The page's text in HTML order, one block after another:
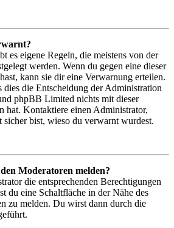
es eigene Regeln, die meistens von der
werden. Wenn du gegen eine dieser
kann sie dir eine Verwarnung erteilen.
dies die Entscheidung der Administration
phpBB Limited nichts mit dieser
hat. Kontaktiere einen Administrator,
sicher bist, wieso du verwarnt wurdest.
Moderatoren melden?
die entsprechenden Berechtigungen
du eine Schaltfläche in der Nähe des
zu melden. Du wirst dann durch die